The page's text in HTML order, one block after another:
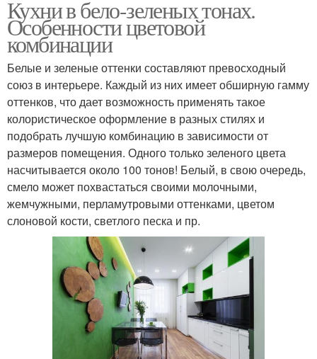
Кухни в бело-зеленых тонах.
Особенности цветовой
комбинации
Белые и зеленые оттенки составляют превосходный
союз в интерьере. Каждый из них имеет обширную гамму
оттенков, что дает возможность применять такое
колористическое оформление в разных стилях и
подобрать лучшую комбинацию в зависимости от
размеров помещения. Одного только зеленого цвета
насчитывается около 100 тонов! Белый, в свою очередь,
смело может похвастаться своими молочными,
жемчужными, перламутровыми оттенками, цветом
слоновой кости, светлого песка и пр.